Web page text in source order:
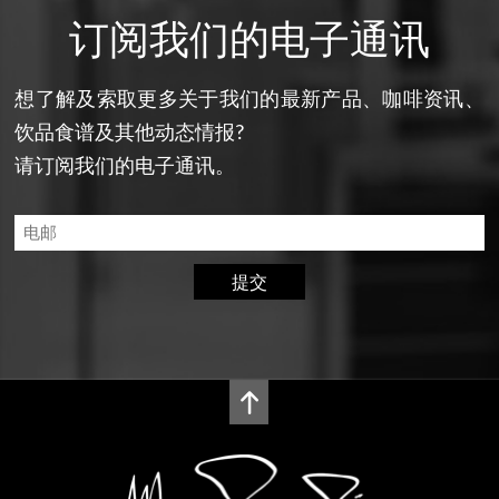
订阅我们的电子通讯
想了解及索取更多关于我们的最新产品、咖啡资讯、
饮品食谱及其他动态情报?
请订阅我们的电子通讯。
提交